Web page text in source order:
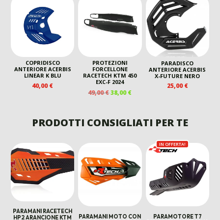
59,90 €.
COPRIDISCO
ANTERIORE ACERBIS
LINEAR K BLU
40,00€
PROTEZIONI
FORCELLONE
RACETECH KTM 450
EXC-F 2024
49,00€IL
ERA:
49,00 €.
38,00€IL
È:
38,00 €.
PARADISCO
ANTERIORE ACERBIS
X-FUTURE NERO
25,00€
PRODOTTI CONSIGLIATI PER TE
PARAMANI RACETECH
HP2 ARANCIONE KTM
PARAMANI MOTO CON
IN OFFERTA!
PARAMOTORE T7